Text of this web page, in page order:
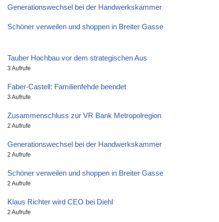
Generationswechsel bei der Handwerkskammer
Schöner verweilen und shoppen in Breiter Gasse
Tauber Hochbau vor dem strategischen Aus
3 Aufrufe
Faber-Castell: Familienfehde beendet
3 Aufrufe
Zusammenschluss zur VR Bank Metropolregion
2 Aufrufe
Generationswechsel bei der Handwerkskammer
2 Aufrufe
Schöner verweilen und shoppen in Breiter Gasse
2 Aufrufe
Klaus Richter wird CEO bei Diehl
2 Aufrufe